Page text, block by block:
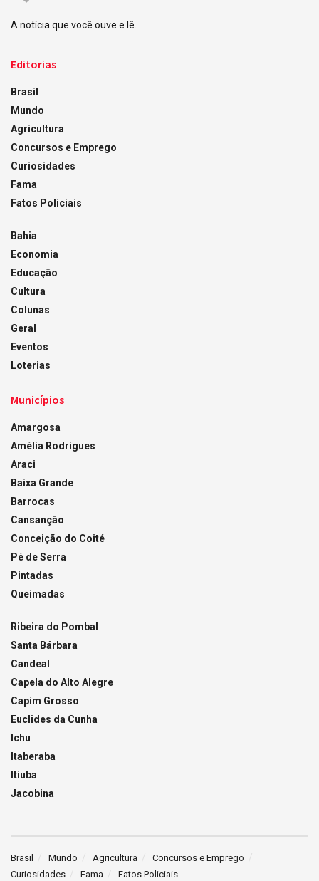
A notícia que você ouve e lê.
Editorias
Brasil
Mundo
Agricultura
Concursos e Emprego
Curiosidades
Fama
Fatos Policiais
Bahia
Economia
Educação
Cultura
Colunas
Geral
Eventos
Loterias
Municípios
Amargosa
Amélia Rodrigues
Araci
Baixa Grande
Barrocas
Cansanção
Conceição do Coité
Pé de Serra
Pintadas
Queimadas
Ribeira do Pombal
Santa Bárbara
Candeal
Capela do Alto Alegre
Capim Grosso
Euclides da Cunha
Ichu
Itaberaba
Itiuba
Jacobina
Brasil Mundo Agricultura
Concursos e Emprego
Curiosidades
Fama Fatos Policiais